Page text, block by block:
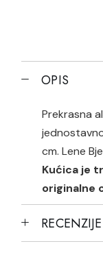
OPIS
Prekrasna
cm. Lene
Kućica je
originalne